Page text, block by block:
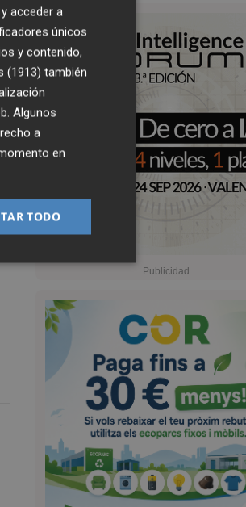
acceder a
únicos
y contenido,
(1913) también
Algunos
a
en
TODO